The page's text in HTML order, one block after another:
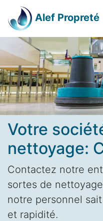
Alef Propreté
Votre
nettoyage:
Contactez notre
sortes de
notre personnel
et rapidité.